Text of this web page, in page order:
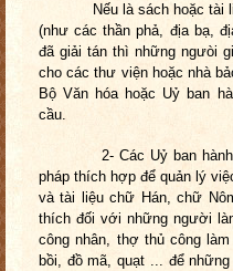
Nếu là sách hoặc tài
(như các thần phả, địa bạ,
đã giải tán thì những ngưòi
cho các thư viện hoặc nhà
Bộ Văn hóa hoặc Uỷ ban
cầu.
2- Các Uỷ ban hành
pháp thích hợp để quản lý
và tài liệu chữ Hán, chữ
thích đối với những người
công nhân, thợ thủ công
bồi, đồ mã, quạt ... để